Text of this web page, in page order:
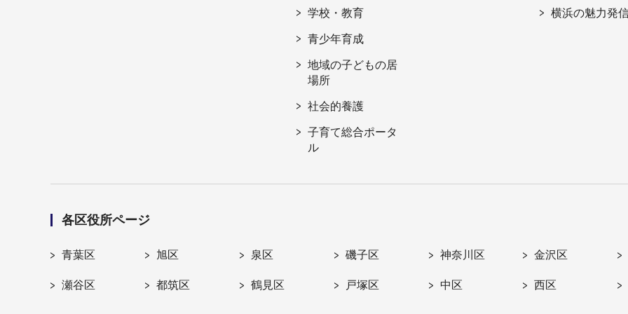
学校・教育
青少年育成
地域の子どもの居
場所
社会的養護
子育て総合ポータ
ル
横浜の魅力発
各区役所ページ
青葉区 旭区 泉区 磯子区 神奈川区 金沢区
瀬谷区 都筑区 鶴見区 戸塚区 中区 西区